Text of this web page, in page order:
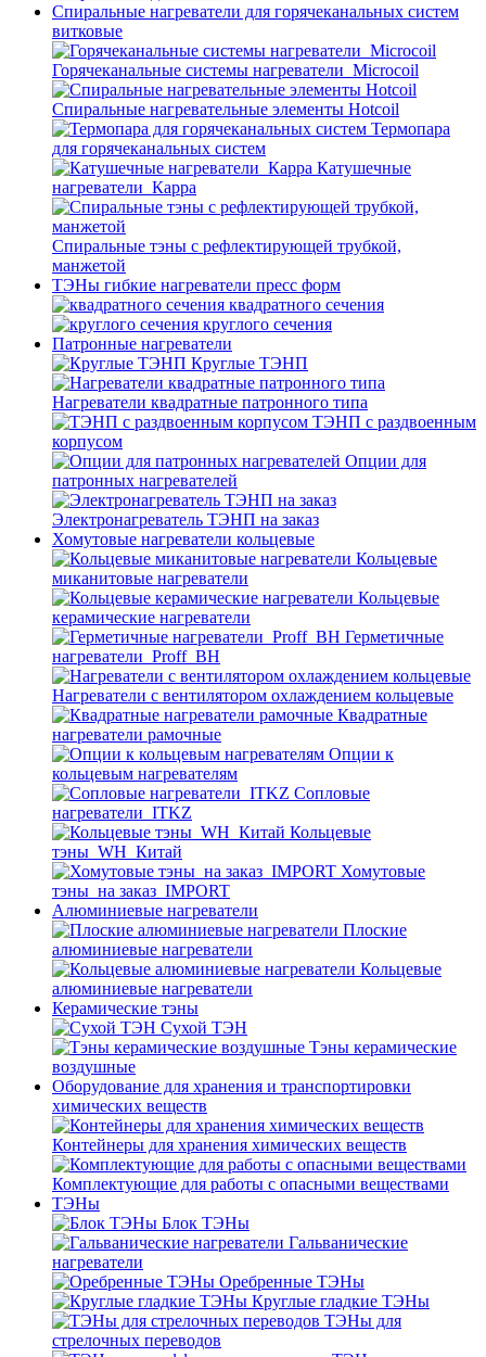
Спиральные нагреватели для горячеканальных систем
витковые
Горячеканальные системы нагреватели_Microcoil
Спиральные нагревательные элементы Hotcoil
Термопара
для горячеканальных систем
Катушечные
нагреватели_Карра
Спиральные тэны с рефлектирующей трубкой,
манжетой
ТЭНы гибкие нагреватели пресс форм
квадратного сечения
круглого сечения
Патронные нагреватели
Круглые ТЭНП
Нагреватели квадратные патронного типа
ТЭНП с раздвоенным
корпусом
Опции для
патронных нагревателей
Электронагреватель ТЭНП на заказ
Хомутовые нагреватели кольцевые
Кольцевые
миканитовые нагреватели
Кольцевые
керамические нагреватели
Герметичные
нагреватели_Proff_BH
Нагреватели с вентилятором охлаждением кольцевые
Квадратные
нагреватели рамочные
Опции к
кольцевым нагревателям
Cопловые
нагреватели_ITKZ
Кольцевые
тэны_WH_Китай
Хомутовые
тэны_на заказ_IMPORT
Алюминиевые нагреватели
Плоские
алюминиевые нагреватели
Кольцевые
алюминиевые нагреватели
Керамические тэны
Сухой ТЭН
Тэны керамические
воздушные
Оборудование для хранения и транспортировки
химических веществ
Контейнеры для хранения химических веществ
Комплектующие для работы с опасными веществами
ТЭНы
Блок ТЭНы
Гальванические
нагреватели
Оребренные ТЭНы
Круглые гладкие ТЭНы
ТЭНы для
стрелочных переводов